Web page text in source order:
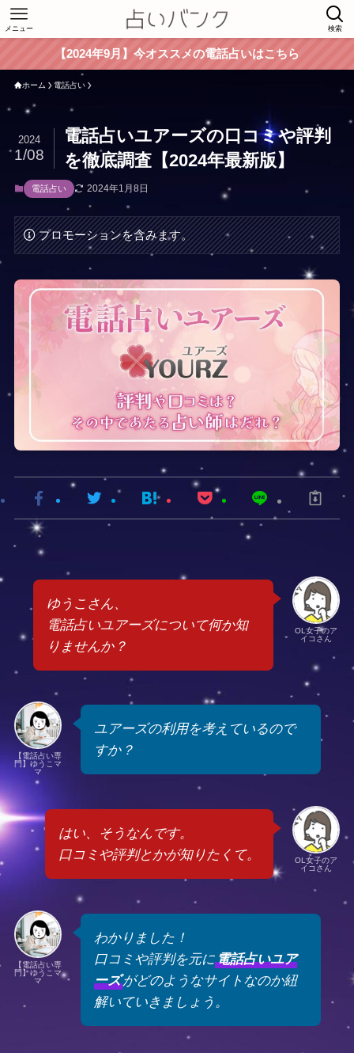
検索
メニュー
【2024年9月】今オススメの電話占いはこちら
ホーム 電話占い
電話占いユアーズの口コミや評判
を徹底調査【2024年最新版】
2024
1/08
電話占い 2024年1月8日
プロモーションを含みます。
OL女子のア
イコさん
ゆうこさん、
電話占いユアーズについて何か知
りませんか？
【電話占い専
門】ゆうこマ
マ
ユアーズの利用を考えているので
すか？
OL女子のア
イコさん
はい、そうなんです。
口コミや評判とかが知りたくて。
【電話占い専
門】ゆうこマ
マ
わかりました！
口コミや評判を元に電話占いユア
ーズがどのようなサイトなのか紐
解いていきましょう。